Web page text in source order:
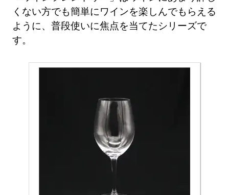
くない方でも簡単にワインを楽しんでもらえる
ように、普段使いに焦点を当てたシリーズで
す。